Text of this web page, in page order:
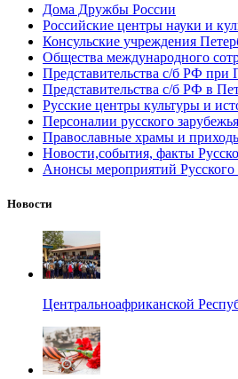
Дома Дружбы России
Российские центры науки и
Консульские учреждения
Общества международного
Представительства с/б РФ при
Представительства с/б РФ в
Русские центры культуры и
Персоналии русского зарубежья
Православные храмы и
Новости,события, факты
Анонсы мероприятий Русского
Новости
Центральноафриканской